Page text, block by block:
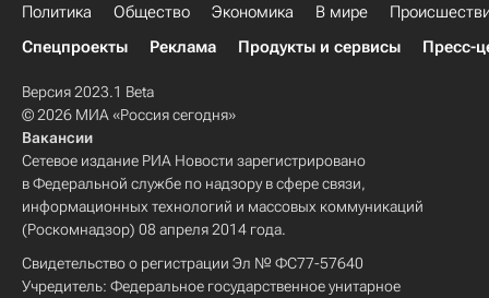
Политика Общество Экономика В мире
Спецпроекты
Реклама Продукты и сервисы Пресс-
Версия 2023.1 Beta
© 2026 МИА «Россия сегодня»
Вакансии
Сетевое издание РИА Новости зарегистрировано
в Федеральной службе по надзору в сфере связи,
информационных технологий и массовых коммуникаций
(Роскомнадзор) 08 апреля 2014 года.
Свидетельство о регистрации Эл № ФС77-57640
Учредитель: Федеральное государственное унитарное